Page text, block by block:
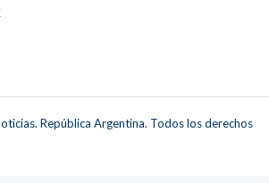
República Argentina. Todos los derechos